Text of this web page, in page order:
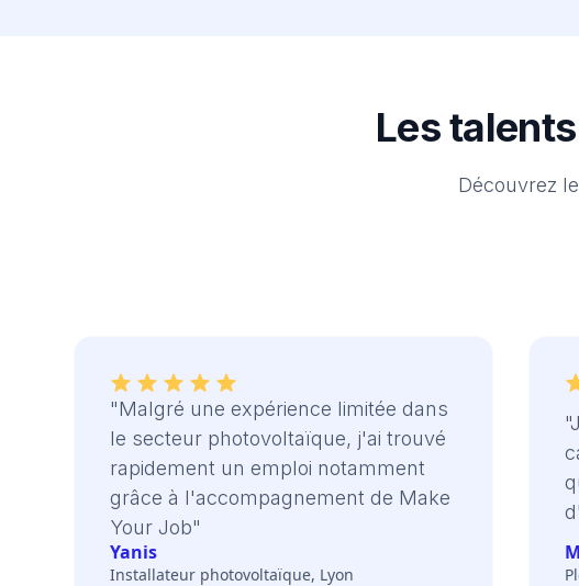
Les
Découvrez
"Malgré une expérience limitée dans
le secteur photovoltaïque, j'ai trouvé
rapidement un emploi notamment
grâce à l'accompagnement de Make
Your Job"
Yanis
Installateur photovoltaïque, Lyon